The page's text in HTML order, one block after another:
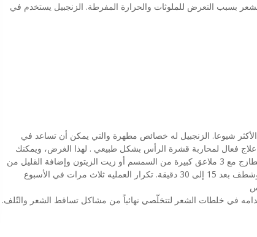
بسبب التعرض للملوثات والحرارة المفرطة. الزنجبيل يستخدم في
شيوعا. الزنجبيل له خصائص مطهرة والتي يمكن أن تساعد في
فعال لمحاربة قشرة الرأس بشكل طبيعي . لهذا الغرض، ويمكنك
خلط ملعقتين طعام من الزنجبيل المبشور الطازج مع 3 ملاعق كبيرة من السمسم أو زيت الزيتون وإضافة القليل من
عصير الليمون . تدليك فروة الرأس بالخليط وشطف بعد 15 إلى 30 دقيقة. تكرار العمليه ثلاث مرات في الأسبوع
في خلطات الشعر لتتخلّصي نهائياً من مشاكل تساقط الشعر والتّلف.